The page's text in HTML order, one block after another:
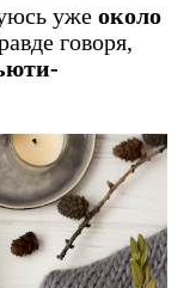
уже около
говоря,